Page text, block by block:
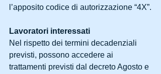
l’apposito codice di autorizzazione “4X”.
Lavoratori interessati
Nel rispetto dei termini decadenziali
previsti, possono accedere ai
trattamenti previsti dal decreto Agosto e